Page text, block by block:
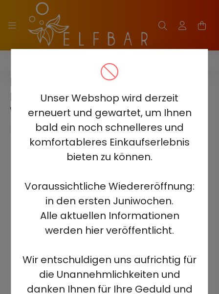
Unser Webshop wird derzeit
erneuert und gewartet, um Ihnen
bald ein noch schnelleres und
komfortableres Einkaufserlebnis
bieten zu können.
Voraussichtliche Wiedereröffnung:
in den ersten Juniwochen.
Alle aktuellen Informationen
werden hier veröffentlicht.
Wir entschuldigen uns aufrichtig für
die Unannehmlichkeiten und
danken Ihnen für Ihre Geduld und
ELF BAR BC20000 TOUCH
ELF BAR BC20000 TOUCH - PINK
LEMONADE 5% -
WIEDERAUFLADBAR